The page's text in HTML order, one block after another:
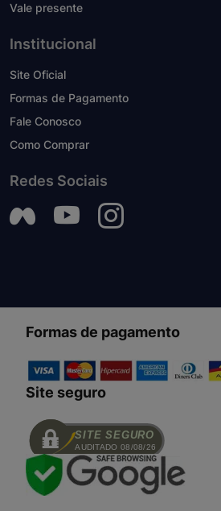
Vale presente
Institucional
Site Oficial
Formas de Pagamento
Fale Conosco
Como Comprar
Redes Sociais
Formas de pagamento
Site seguro
SITE SEGURO
AUDITADO 08/08/26